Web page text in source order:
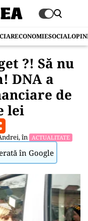
ECONOMIESOCIAL
?! Să nu
DNA a
de
lei
, în ACTUALITATE
în Google